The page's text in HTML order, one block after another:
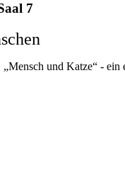
7
und Katze“ -